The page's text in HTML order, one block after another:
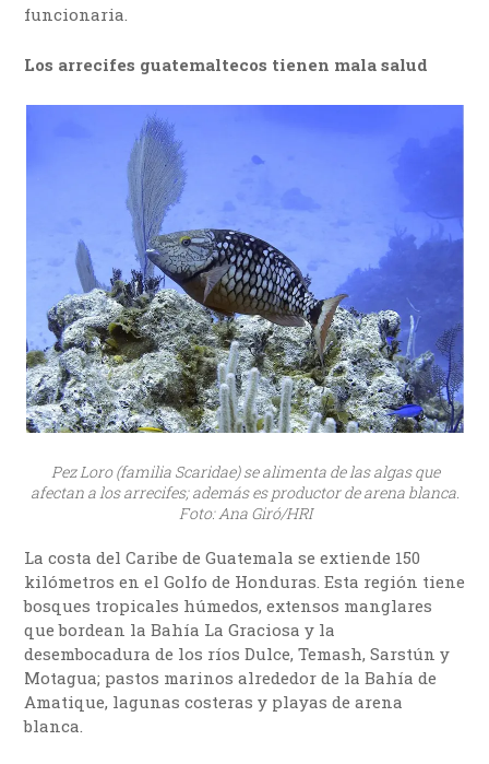
funcionaria.
Los arrecifes guatemaltecos tienen mala salud
Pez Loro (familia Scaridae) se alimenta de las algas que
afectan a los arrecifes; además es productor de arena blanca.
Foto: Ana Giró/HRI
La costa del Caribe de Guatemala se extiende 150
kilómetros en el Golfo de Honduras. Esta región tiene
bosques tropicales húmedos, extensos manglares
que bordean la Bahía La Graciosa y la
desembocadura de los ríos Dulce, Temash, Sarstún y
Motagua; pastos marinos alrededor de la Bahía de
Amatique, lagunas costeras y playas de arena
blanca.